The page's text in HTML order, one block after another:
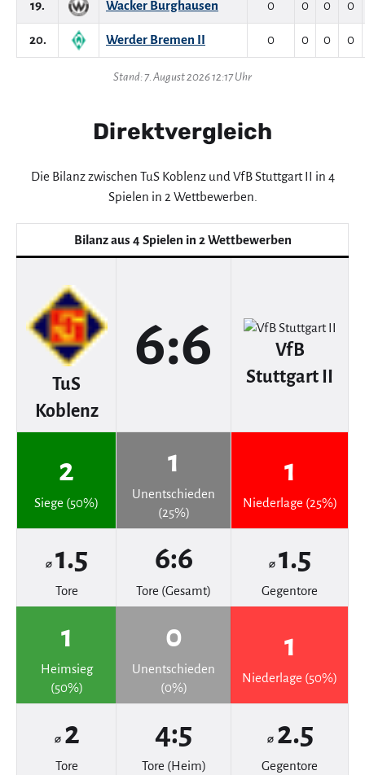
19. Wacker Burghausen 0 0 0 0
20. Werder Bremen II 0 0 0 0
Stand: 7. August 2026 12:17 Uhr
Direktvergleich
Die Bilanz zwischen TuS Koblenz und VfB Stuttgart II in 4
Spielen in 2 Wettbewerben.
Bilanz aus 4 Spielen in 2 Wettbewerben
TuS
Koblenz
6:6
VfB
Stuttgart II
2
Siege (50%)
1
Unentschieden
(25%)
1
Niederlage (25%)
⌀ 1.5
Tore
6:6
Tore (Gesamt)
⌀ 1.5
Gegentore
1
Heimsieg
(50%)
0
Unentschieden
(0%)
1
Niederlage (50%)
⌀ 2
Tore
4:5
Tore (Heim)
⌀ 2.5
Gegentore